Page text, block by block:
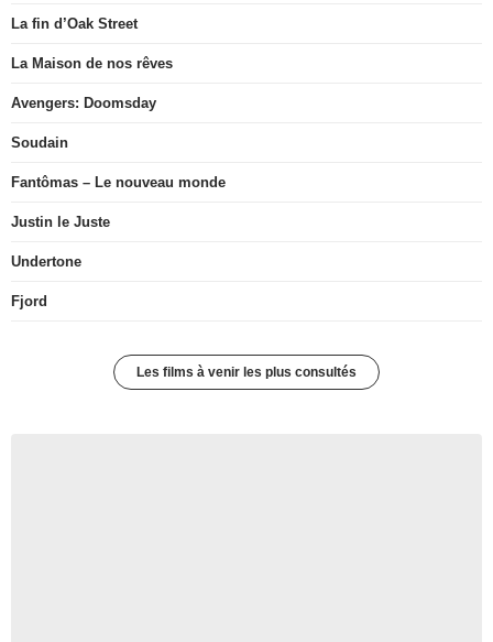
La fin d’Oak Street
La Maison de nos rêves
Avengers: Doomsday
Soudain
Fantômas – Le nouveau monde
Justin le Juste
Undertone
Fjord
Les films à venir les plus consultés